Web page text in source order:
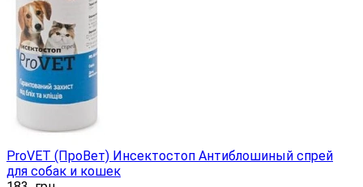
ProVET (ПроВет) Инсектостоп Антиблошиный спрей
для собак и кошек